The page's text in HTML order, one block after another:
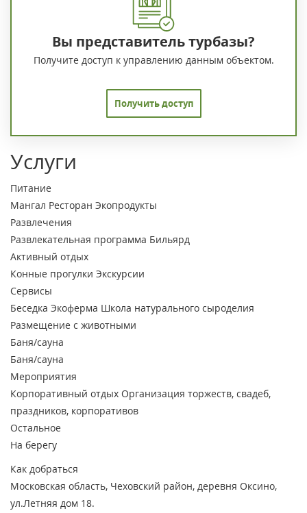
Вы представитель турбазы?
Получите доступ к управлению данным объектом.
Получить доступ
Услуги
Питание
Мангал Ресторан Экопродукты
Развлечения
Развлекательная программа Бильярд
Активный отдых
Конные прогулки Экскурсии
Сервисы
Беседка Экоферма Школа натурального сыроделия
Размещение с животными
Баня/сауна
Баня/сауна
Мероприятия
Корпоративный отдых Организация торжеств, свадеб,
праздников, корпоративов
Остальное
На берегу
Как добраться
Московская область, Чеховский район, деревня Оксино,
ул.Летняя дом 18.